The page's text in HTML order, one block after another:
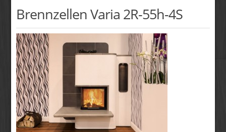
Brennzellen Varia 2R-55h-4S